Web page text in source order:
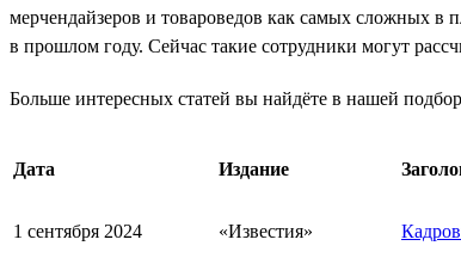
мерчендайзеров и товароведов как самых сложных в
в прошлом году. Сейчас такие сотрудники могут
Больше интересных статей вы найдёте в нашей
Дата Издание
1 сентября 2024 «Известия»